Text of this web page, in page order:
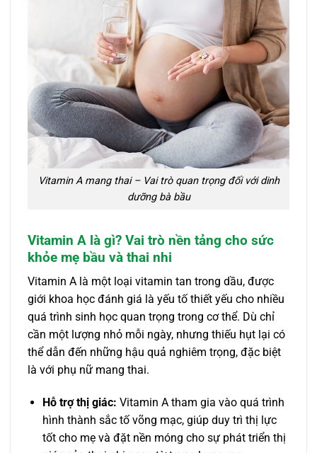
Vitamin A mang thai – Vai trò quan trọng đối với dinh
dưỡng bà bầu
Vitamin A là gì? Vai trò nền tảng cho sức
khỏe mẹ bầu và thai nhi
Vitamin A là một loại vitamin tan trong dầu, được
giới khoa học đánh giá là yếu tố thiết yếu cho nhiều
quá trình sinh học quan trọng trong cơ thể. Dù chỉ
cần một lượng nhỏ mỗi ngày, nhưng thiếu hụt lại có
thể dẫn đến những hậu quả nghiêm trọng, đặc biệt
là với phụ nữ mang thai.
Hỗ trợ thị giác: Vitamin A tham gia vào quá trình
hình thành sắc tố võng mạc, giúp duy trì thị lực
tốt cho mẹ và đặt nền móng cho sự phát triển thị